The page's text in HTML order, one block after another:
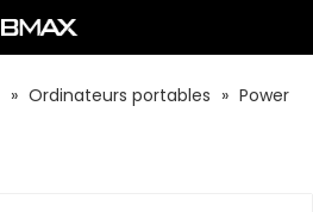
» Ordinateurs portables » Power